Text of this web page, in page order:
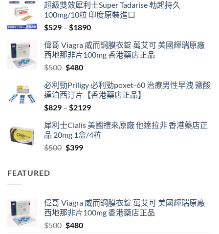
超級雙效犀利士Super Tadarise 勃起持久
100mg/10粒 印度原裝進口
$529 – $1890Price
$529
through
偉哥 Viagra 威而鋼膜衣錠 萬艾可 美國輝瑞原廠
西地那非片100mg 香港藥店正品
$500 Original
was:
$500.
$480Current
is:
$480.
必利勁Priligy 必利勁poxet-60 治療男性早洩 鹽酸
達泊西汀片【香港藥店正品】
$829 – $2129Price
$829
through
犀利士Cialis 美國禮來原廠 他達拉非 香港藥店正
品 20mg 1盒/4粒
$500 Original
$399Current
FEATURED
偉哥 Viagra 威而鋼膜衣錠 萬艾可 美國輝瑞原廠
西地那非片100mg 香港藥店正品
$500 Original
$480Current